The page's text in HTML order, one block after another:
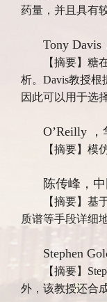
药量，并且具有
Tony
【摘要】
析。Davis教授
因此可以用于选
O’Reilly
【摘要】
陈传峰，
【摘要】
质谱等手段详细
Stephen
【摘要】
外，该教授还合